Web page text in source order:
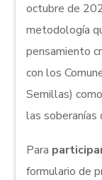
octubre de
metodología
pensamiento
con los
Semillas)
las
Para
formulario de